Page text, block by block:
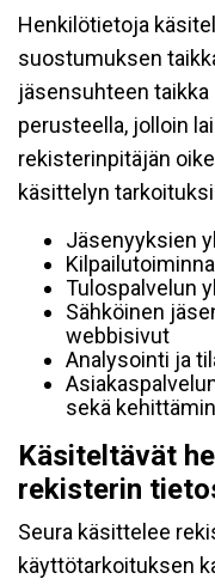
Henkilötietoja
suostumuksen
jäsensuhteen
perusteella, jolloin
rekisterinpitäjän
käsittelyn
Jäsenyyksien
Tulospalvelun
Sähköinen
webbisivut
Analysointi ja
sekä
Käsiteltävät
rekisterin
Seura käsittelee
käyttötarkoituksen